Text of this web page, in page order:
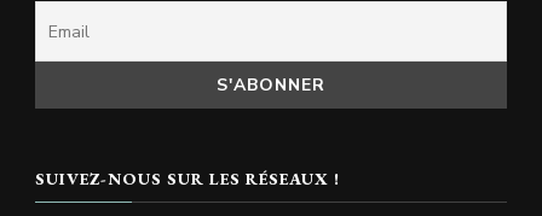
SUIVEZ-NOUS SUR LES RÉSEAUX !